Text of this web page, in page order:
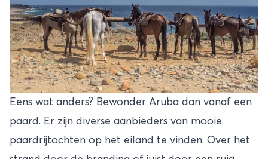
Eens wat anders? Bewonder Aruba dan vanaf een
paard. Er zijn diverse aanbieders van mooie
paardrijtochten op het eiland te vinden. Over het